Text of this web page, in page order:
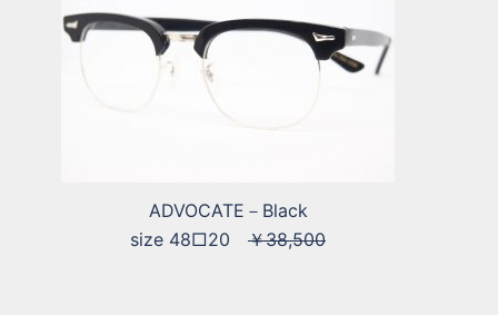
ADVOCATE－Black
size 48□20 ￥38,500